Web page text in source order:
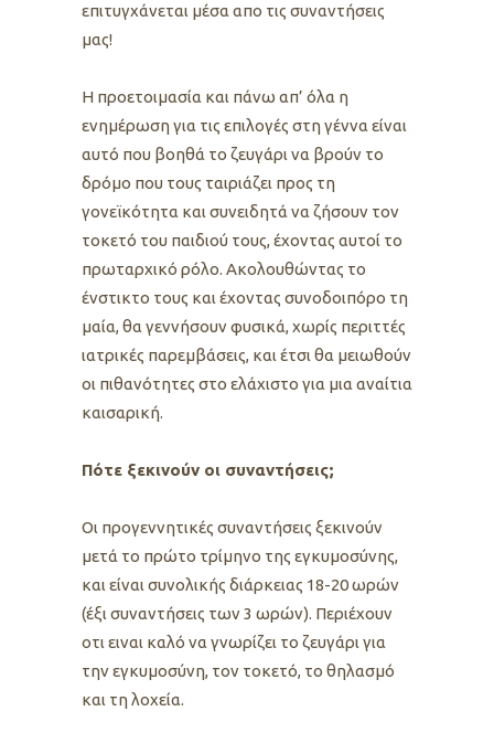
επιτυγχάνεται μέσα απο τις συναντήσεις
μας!
Η προετοιμασία και πάνω απ’ όλα η
ενημέρωση για τις επιλογές στη γέννα είναι
αυτό που βοηθά το ζευγάρι να βρούν το
δρόμο που τους ταιριάζει προς τη
γονεϊκότητα και συνειδητά να ζήσουν τον
τοκετό του παιδιού τους, έχοντας αυτοί το
πρωταρχικό ρόλο. Ακολουθώντας το
ένστικτο τους και έχοντας συνοδοιπόρο τη
μαία, θα γεννήσουν φυσικά, χωρίς περιττές
ιατρικές παρεμβάσεις, και έτσι θα μειωθούν
οι πιθανότητες στο ελάχιστο για μια αναίτια
καισαρική.
Πότε ξεκινούν οι συναντήσεις;
Οι προγεννητικές συναντήσεις ξεκινούν
μετά το πρώτο τρίμηνο της εγκυμοσύνης,
και είναι συνολικής διάρκειας 18-20 ωρών
(έξι συναντήσεις των 3 ωρών). Περιέχουν
οτι ειναι καλό να γνωρίζει το ζευγάρι για
την εγκυμοσύνη, τον τοκετό, το θηλασμό
και τη λοχεία.